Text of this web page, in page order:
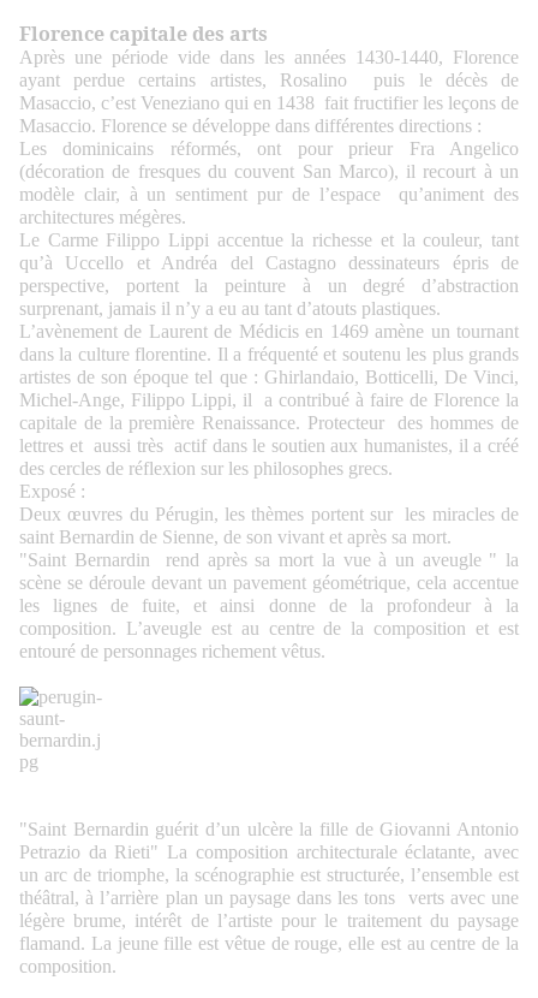
Florence capitale des arts
Après une période vide dans les années 1430-1440, Florence
ayant perdue certains artistes, Rosalino puis le décès de
Masaccio, c’est Veneziano qui en 1438 fait fructifier les leçons de
Masaccio. Florence se développe dans différentes directions :
Les dominicains réformés, ont pour prieur Fra Angelico
(décoration de fresques du couvent San Marco), il recourt à un
modèle clair, à un sentiment pur de l’espace qu’animent des
architectures mégères.
Le Carme Filippo Lippi accentue la richesse et la couleur, tant
qu’à Uccello et Andréa del Castagno dessinateurs épris de
perspective, portent la peinture à un degré d’abstraction
surprenant, jamais il n’y a eu au tant d’atouts plastiques.
L’avènement de Laurent de Médicis en 1469 amène un tournant
dans la culture florentine. Il a fréquenté et soutenu les plus grands
artistes de son époque tel que : Ghirlandaio, Botticelli, De Vinci,
Michel-Ange, Filippo Lippi, il a contribué à faire de Florence la
capitale de la première Renaissance. Protecteur des hommes de
lettres et aussi très actif dans le soutien aux humanistes, il a créé
des cercles de réflexion sur les philosophes grecs.
Exposé :
Deux œuvres du Pérugin, les thèmes portent sur les miracles de
saint Bernardin de Sienne, de son vivant et après sa mort.
"Saint Bernardin rend après sa mort la vue à un aveugle " la
scène se déroule devant un pavement géométrique, cela accentue
les lignes de fuite, et ainsi donne de la profondeur à la
composition. L’aveugle est au centre de la composition et est
entouré de personnages richement vêtus.
"Saint Bernardin guérit d’un ulcère la fille de Giovanni Antonio
Petrazio da Rieti" La composition architecturale éclatante, avec
un arc de triomphe, la scénographie est structurée, l’ensemble est
théâtral, à l’arrière plan un paysage dans les tons verts avec une
légère brume, intérêt de l’artiste pour le traitement du paysage
flamand. La jeune fille est vêtue de rouge, elle est au centre de la
composition.